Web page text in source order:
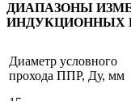
ДИАПАЗОНЫ
ИНДУКЦИОННЫХ
Диаметр условного
прохода ППР, Ду, мм